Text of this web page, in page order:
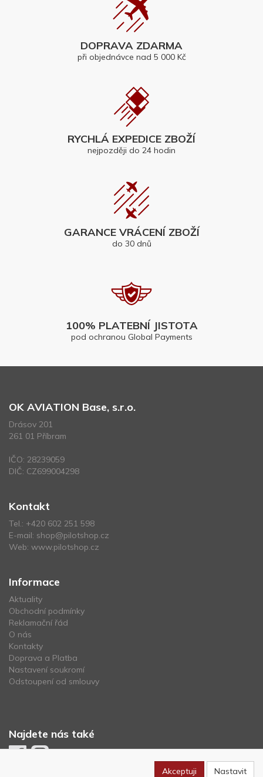
DOPRAVA ZDARMA
při objednávce nad 5 000 Kč
RYCHLÁ EXPEDICE ZBOŽÍ
nejpozději do 24 hodin
GARANCE VRÁCENÍ ZBOŽÍ
do 30 dnů
100% PLATEBNÍ JISTOTA
pod ochranou Global Payments
OK AVIATION Base, s.r.o.
Drásov 201
261 01 Příbram
IČO: 28239059
DIČ: CZ699004298
Kontakt
Tel.: +420 602 251 598
E-mail: shop@pilotshop.cz
Web: www.pilotshop.cz
Informace
Aktuality
Obchodní podmínky
Reklamační řád
O nás
Kontakty
Doprava a Platba
Nastavení soukromí
Odstoupení od smlouvy
Najdete nás také
Akceptuji Nastavit